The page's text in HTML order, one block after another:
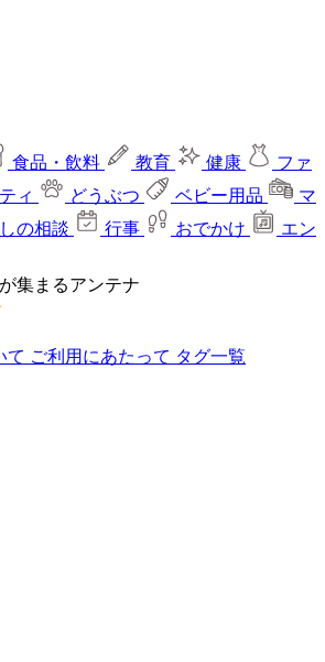
食品・飲料 教育 健康
ファ
ィ どうぶつ ベビー用品
マ
の相談 行事 おでかけ
エン
集まるアンテナ
て ご利用にあたって タグ一覧